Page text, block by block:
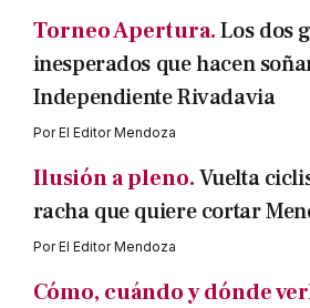
Torneo Apertura.Los dos
inesperados que hacen
Independiente Rivadavia
PorEl Editor Mendoza
Ilusión a pleno.Vuelta
racha que quiere cortar
PorEl Editor Mendoza
Cómo, cuándo y dónde